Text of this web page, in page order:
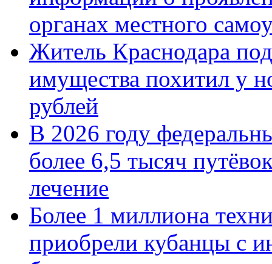
органах местного
Житель Краснодара
имущества похитил у
рублей
В 2026 году
более 6,5 тысяч
лечение
Более 1 миллиона
приобрели кубанцы с